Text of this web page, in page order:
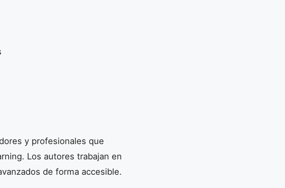
y profesionales que
Los autores trabajan en
de forma accesible.